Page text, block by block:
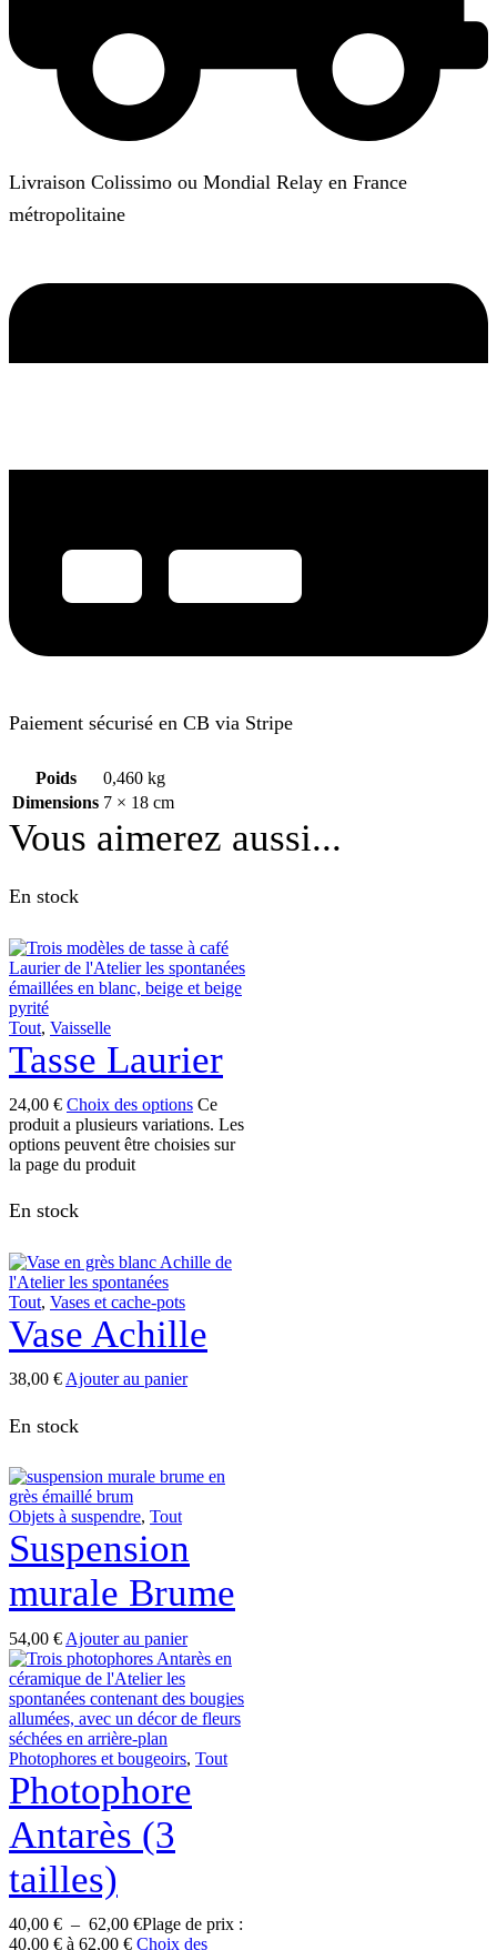
Livraison Colissimo ou Mondial Relay en France
métropolitaine
Paiement sécurisé en CB via Stripe
Poids
0,460 kg
Dimensions 7 × 18 cm
Vous aimerez aussi...
En stock
Tout, Vaisselle
Tasse Laurier
24,00 € Choix des options Ce
produit a plusieurs variations. Les
options peuvent être choisies sur
la page du produit
En stock
Tout, Vases et cache-pots
Vase Achille
38,00 € Ajouter au panier
En stock
Objets à suspendre, Tout
Suspension
murale Brume
54,00 € Ajouter au panier
Photophores et bougeoirs, Tout
Photophore
Antarès (3
tailles)
40,00 € – 62,00 €Plage de prix :
40,00 € à 62,00 € Choix des